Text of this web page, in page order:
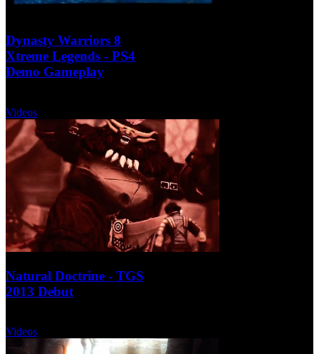
Dynasty Warriors 8
Xtreme Legends - PS4
Demo Gameplay
Videos
Natural Doctrine - TGS
2013 Debut
Videos